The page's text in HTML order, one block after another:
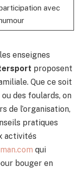
avec
enseignes
proposent
Que ce soit
des foulards, on
de l’organisation,
pratiques
activités
qui
bouger en